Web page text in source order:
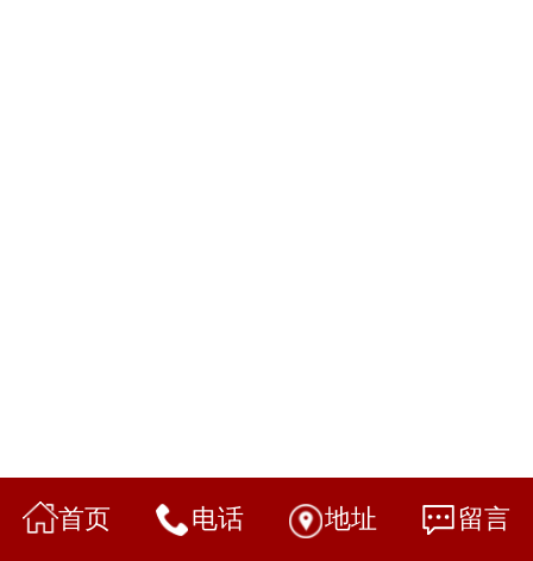
首页 电话 地址 留言